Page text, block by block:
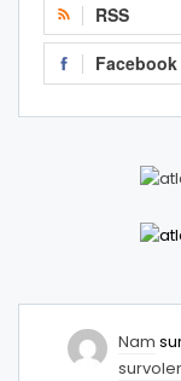
RSS
Facebook
Nam